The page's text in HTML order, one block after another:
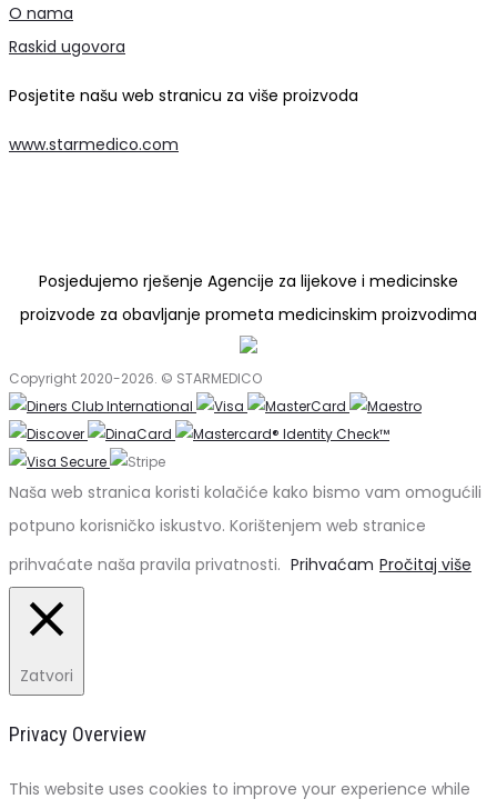
O nama
Raskid ugovora
Posjetite našu web stranicu za više proizvoda
www.starmedico.com
Posjedujemo rješenje Agencije za lijekove i medicinske
proizvode za obavljanje prometa medicinskim proizvodima
Copyright 2020-2026. © STARMEDICO
Naša web stranica koristi kolačiće kako bismo vam omogućili
potpuno korisničko iskustvo. Korištenjem web stranice
prihvaćate naša pravila privatnosti. Prihvaćam Pročitaj više
Zatvori
Privacy Overview
This website uses cookies to improve your experience while